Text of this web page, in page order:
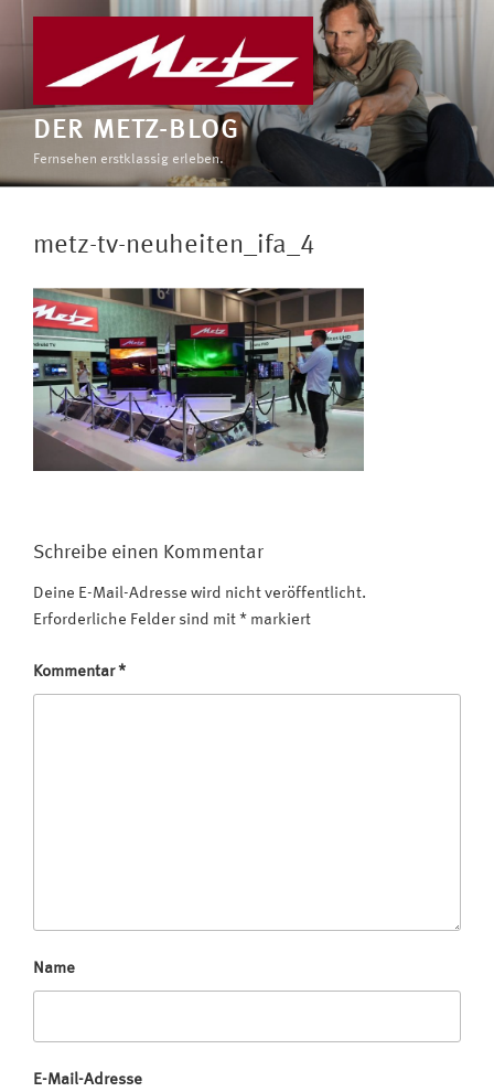
DER METZ-BLOG
Fernsehen erstklassig erleben.
metz-tv-neuheiten_ifa_4
Schreibe einen Kommentar
Deine E-Mail-Adresse wird nicht veröffentlicht.
Erforderliche Felder sind mit * markiert
Kommentar*
Name
E-Mail-Adresse